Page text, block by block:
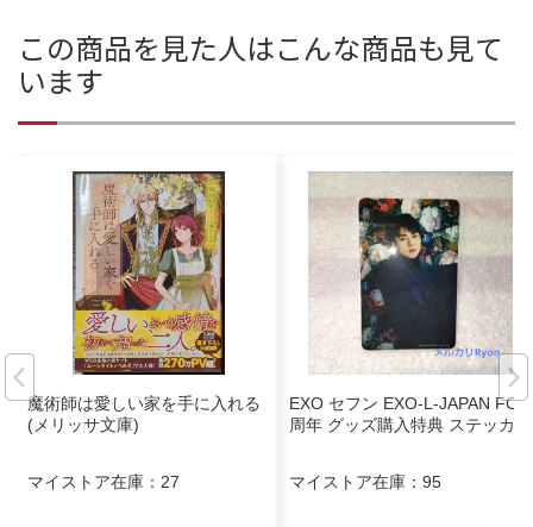
この商品を見た人はこんな商品も見て
います
魔術師は愛しい家を手に入れる
(メリッサ文庫)
マイストア在庫： 27
EXO セフン EXO-L-JAPAN FC 7
周年 グッズ購入特典 ステッカー
マイストア在庫： 95